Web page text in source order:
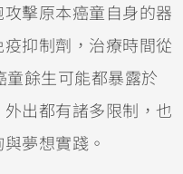
擊原本癌童自身的器
抑制劑，治療時間從
童餘生可能都暴露於
出都有諸多限制，也
夢想實踐。